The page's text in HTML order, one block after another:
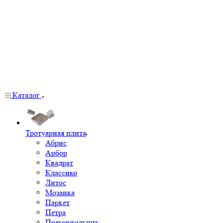
Каталог
Тротуарная плита
Абрис
Арбор
Квадрат
Классико
Литос
Мозаика
Паркет
Петра